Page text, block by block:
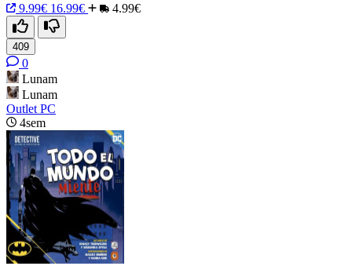
9.99€ 16.99€ 4.99€
409
0
Lunam
Lunam
Outlet PC
4sem